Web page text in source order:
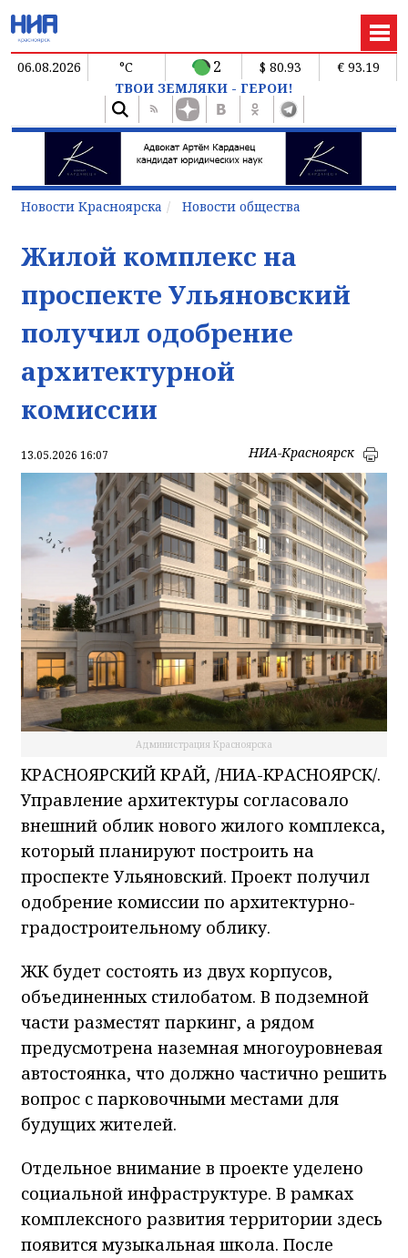
06.08.2026 °C 2 $ 80.93
€ 93.19
ТВОИ ЗЕМЛЯКИ - ГЕРОИ!
Новости Красноярска Новости общества
Жилой комплекс на
проспекте Ульяновский
получил одобрение
архитектурной
комиссии
13.05.2026 16:07 НИА-Красноярск
Администрация Красноярска
КРАСНОЯРСКИЙ КРАЙ, /НИА-КРАСНОЯРСК/.
Управление архитектуры согласовало
внешний облик нового жилого комплекса,
который планируют построить на
проспекте Ульяновский. Проект получил
одобрение комиссии по архитектурно-
градостроительному облику.
ЖК будет состоять из двух корпусов,
объединенных стилобатом. В подземной
части разместят паркинг, а рядом
предусмотрена наземная многоуровневая
автостоянка, что должно частично решить
вопрос с парковочными местами для
будущих жителей.
Отдельное внимание в проекте уделено
социальной инфраструктуре. В рамках
комплексного развития территории здесь
появится музыкальная школа. После